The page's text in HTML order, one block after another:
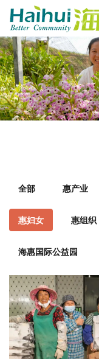
全部 惠产业
惠妇女 惠组织
海惠国际公益园